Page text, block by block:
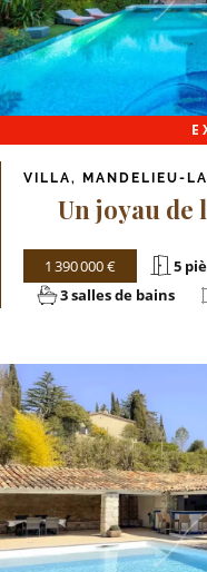
VILLA, MANDELIEU-
Un joyau
1 390 000 € 5
3 salles de bains